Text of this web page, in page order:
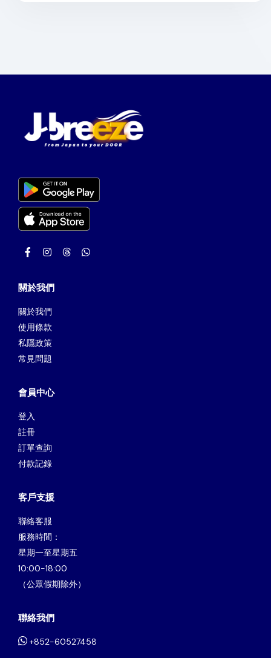
關於我們
關於我們
使用條款
私隱政策
常見問題
會員中心
登入
註冊
訂單查詢
付款記錄
客戶支援
聯絡客服
服務時間：
星期一至星期五
10:00-18:00
（公眾假期除外）
聯絡我們
+852-60527458